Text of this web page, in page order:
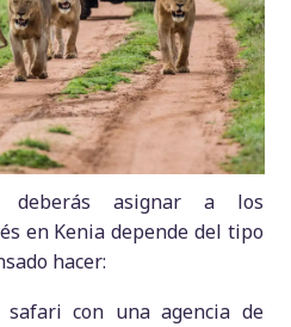
deberás asignar a los
en Kenia depende del tipo
hacer:
con una agencia de